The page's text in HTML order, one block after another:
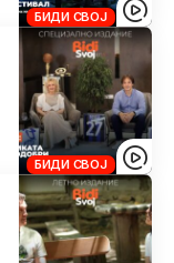
БИДИ СВОЈ
БИДИ СВОЈ